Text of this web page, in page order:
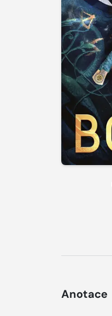
Anotace